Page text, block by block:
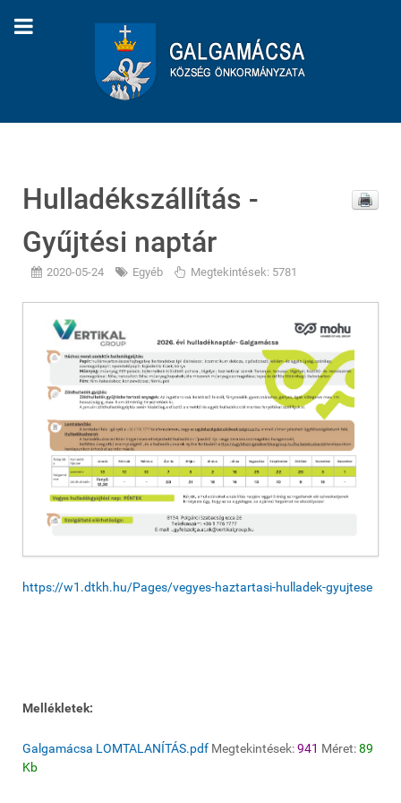
Hulladékszállítás -
Gyűjtési naptár
2020-05-24 Egyéb Megtekintések: 5781
https://w1.dtkh.hu/Pages/vegyes-haztartasi-hulladek-gyujtese
Mellékletek:
Galgamácsa LOMTALANÍTÁS.pdf Megtekintések:941 Méret:89
Kb